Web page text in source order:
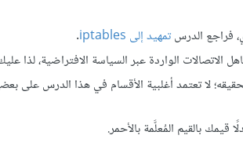
تمهيد إلى iptables
.
لا تعتمد أغلبية الأقسام في هذا الدرس على
بالقيم المُعلَّمة بالأحمر.